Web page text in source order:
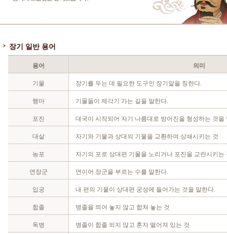
장기 일반 용어
용어 의미
기물 장기를 두는 데 필요한 도구인 장기알을 칭한다.
행마 기물들이 제각기 가는 길을 말한다.
포진 대국이 시작되어 자기 나름대로 방어진을 형성하는 것을
대살 자기와 기물과 상대의 기물을 교환하여 상쇄시키는 것
농포 자기의 포로 상대편 기물을 노리거나 포진을 교란시키는
연장군 연이어 장군을 부르는 수를 말한다.
입궁 내 편의 기물이 상대편 궁성에 들어가는 것을 말한다.
합졸 병졸을 띄어 놓지 않고 합쳐 놓는 것
독병 병졸이 합졸 되지 않고 혼자 떨어져 있는 것